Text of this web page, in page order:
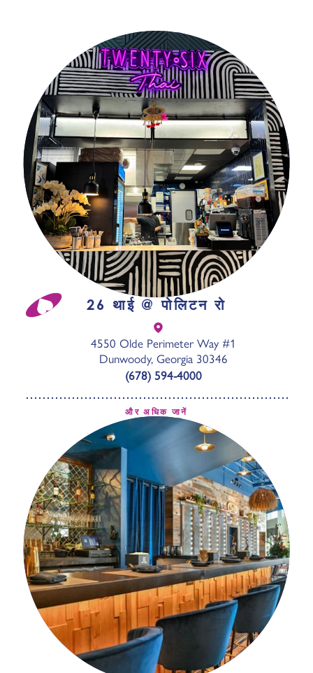
26 थाई @ पोलिटन रो
4550 Olde Perimeter Way #1
Dunwoody, Georgia 30346
(678) 594-4000
और अधिक जानें